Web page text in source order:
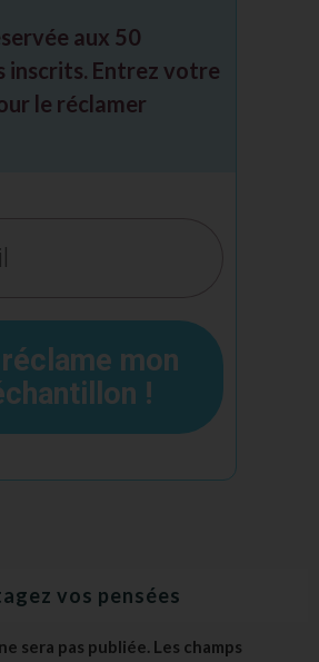
aux 50
inscrits. Entrez votre
le réclamer
mon
!
vos pensées
sera pas publiée. Les champs